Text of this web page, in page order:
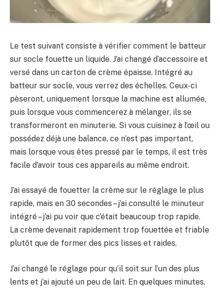
Le test suivant consiste à vérifier comment le batteur
sur socle fouette un liquide. J’ai changé d’accessoire et
versé dans un carton de crème épaisse. Intégré au
batteur sur socle, vous verrez des échelles. Ceux-ci
pèseront, uniquement lorsque la machine est allumée,
puis lorsque vous commencerez à mélanger, ils se
transformeront en minuterie. Si vous cuisinez à l’œil ou
possédez déjà une balance, ce n’est pas important,
mais lorsque vous êtes pressé par le temps, il est très
facile d’avoir tous ces appareils au même endroit.
J’ai essayé de fouetter la crème sur le réglage le plus
rapide, mais en 30 secondes – j’ai consulté le minuteur
intégré – j’ai pu voir que c’était beaucoup trop rapide.
La crème devenait rapidement trop fouettée et friable
plutôt que de former des pics lisses et raides.
J’ai changé le réglage pour qu’il soit sur l’un des plus
lents et j’ai ajouté un peu de lait. En quelques minutes,